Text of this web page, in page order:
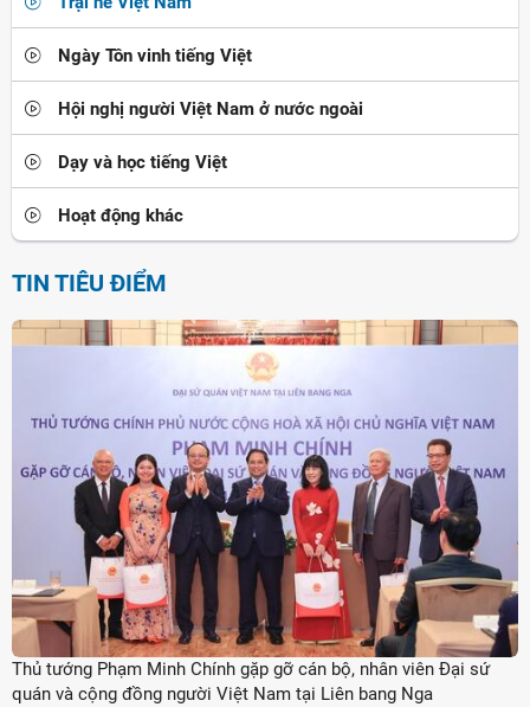
Ngày Tôn vinh tiếng Việt
Hội nghị người Việt Nam ở nước ngoài
Dạy và học tiếng Việt
Hoạt động khác
TIN TIÊU ĐIỂM
Thủ tướng Phạm Minh Chính gặp gỡ cán bộ, nhân viên Đại sứ
quán và cộng đồng người Việt Nam tại Liên bang Nga